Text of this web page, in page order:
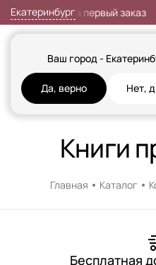
Екатеринбург
Ваш город -
Да, верно Нет,
Скидка 7% на первый заказ
Кошки СобакиРыбы Грызуны и
Книги
Главная Каталог
Бесплатная